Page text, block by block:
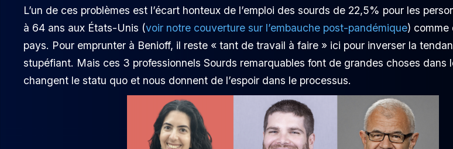
L’un de ces problèmes est l’écart honteux de l’emploi des sourds de 22,5% pour les
à 64 ans aux États-Unis (voir notre couverture sur l’embauche post-pandémique) comme
pays. Pour emprunter à Benioff, il reste « tant de travail à faire » ici pour inverser la
stupéfiant. Mais ces 3 professionnels Sourds remarquables font de grandes choses dans
changent le statu quo et nous donnent de l’espoir dans le processus.